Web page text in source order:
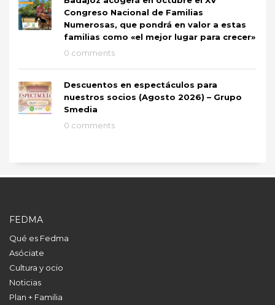
Congreso Nacional de Familias
Numerosas, que pondrá en valor a estas
familias como «el mejor lugar para crecer»
0 comments
Descuentos en espectáculos para
nuestros socios (Agosto 2026) – Grupo
Smedia
0 comments
FEDMA
Qué es Fedma
Asóciate
Cultura y ocio
Noticias
Plan + Familia